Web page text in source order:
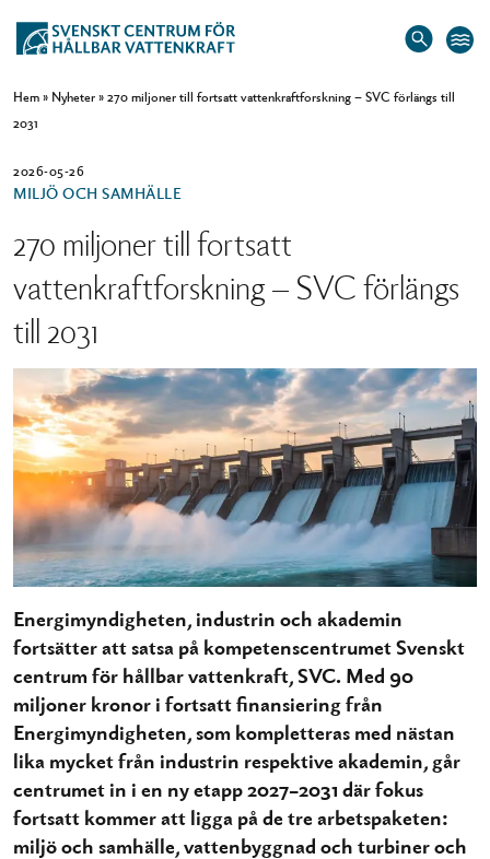
Hem» Nyheter»270 miljoner till fortsatt vattenkraftforskning – SVC förlängs till
2031
2026-05-26
MILJÖ OCH SAMHÄLLE
270 miljoner till fortsatt
vattenkraftforskning – SVC förlängs
till 2031
Energimyndigheten, industrin och akademin
fortsätter att satsa på kompetenscentrumet Svenskt
centrum för hållbar vattenkraft, SVC. Med 90
miljoner kronor i fortsatt finansiering från
Energimyndigheten, som kompletteras med nästan
lika mycket från industrin respektive akademin, går
centrumet in i en ny etapp 2027–2031 där fokus
fortsatt kommer att ligga på de tre arbetspaketen:
miljö och samhälle, vattenbyggnad och turbiner och